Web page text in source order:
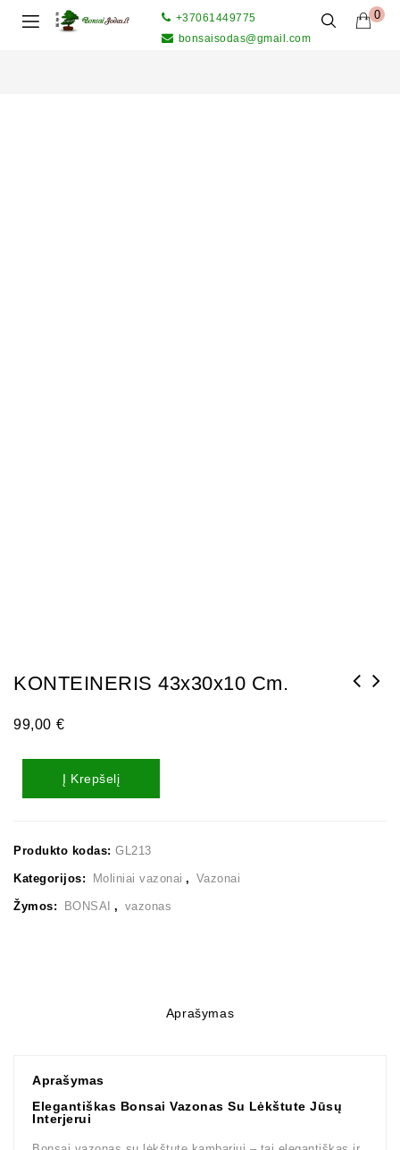
0
+37061449775
bonsaisodas@gmail.com
KONTEINERIS 43x30x10 Cm.
99,00 €
Į Krepšelį
Produkto kodas: GL213
Kategorijos: Moliniai vazonai , Vazonai
Žymos: BONSAI , vazonas
Aprašymas
Aprašymas
Elegantiškas Bonsai Vazonas Su Lėkštute Jūsų
Interjerui